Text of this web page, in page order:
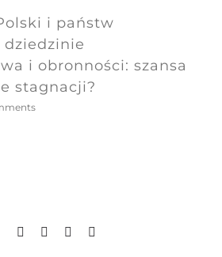
i państw
i obronności: szansa
stagnacji?